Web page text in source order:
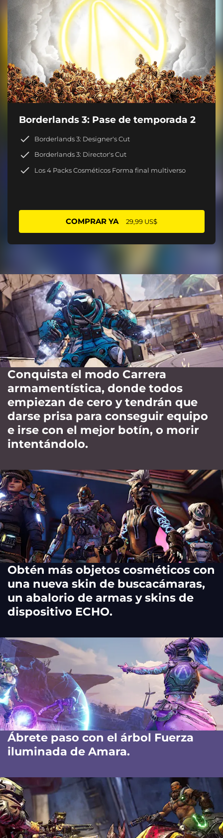
Borderlands 3: Pase de temporada 2
Borderlands 3: Designer's Cut
Borderlands 3: Director's Cut
Los 4 Packs Cosméticos Forma final multiverso
COMPRAR YA 29,99 US$
Conquista el modo Carrera
armamentística, donde todos
empiezan de cero y tendrán que
darse prisa para conseguir equipo
e irse con el mejor botín, o morir
intentándolo.
Obtén más objetos cosméticos con
una nueva skin de buscacámaras,
un abalorio de armas y skins de
dispositivo ECHO.
Ábrete paso con el árbol Fuerza
iluminada de Amara.